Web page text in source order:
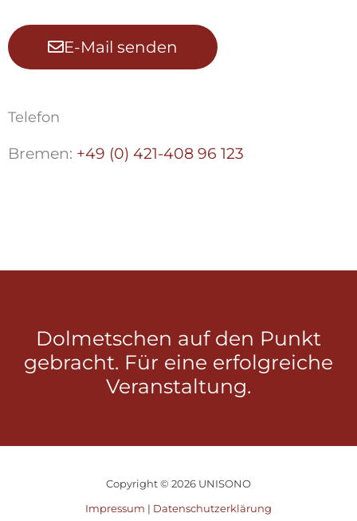
E-Mail senden
Telefon
Bremen: +49 (0) 421-408 96 123
Dolmetschen auf den Punkt
gebracht. Für eine erfolgreiche
Veranstaltung.
Copyright © 2026 UNISONO
Impressum | Datenschutzerklärung